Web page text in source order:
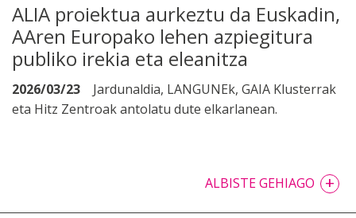
ALIA proiektua aurkeztu da Euskadin,
AAren Europako lehen azpiegitura
publiko irekia eta eleanitza
2026/03/23
Jardunaldia, LANGUNEk, GAIA Klusterrak
eta Hitz Zentroak antolatu dute elkarlanean.
ALBISTE GEHIAGO +